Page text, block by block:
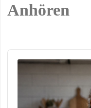
Anhören
Audio
Player